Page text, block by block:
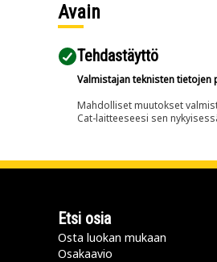
Avain
Tehdastäyttö
Valmistajan teknisten
Mahdolliset muutokset
Cat-laitteeseesi sen
Etsi osia
Osta luokan mukaan
Osakaavio